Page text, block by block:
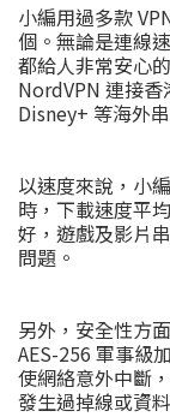
小編用過多款
個。無論是連線
都給人非常安心
NordVPN 連接
Disney+ 等海外
以速度來說，小
時，下載速度平
好，遊戲及影片
問題。
另外，安全性方
AES-256 軍事級
使網絡意外中斷
發生過掉線或資